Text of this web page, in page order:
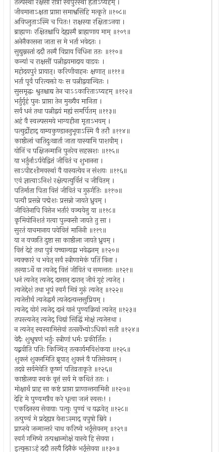
जीवमानाऽक्षता प्राप्ता समाश्वसिहि मत्कृते ॥१०८॥
अविप्लुताऽस्मि च पितः! राक्षस्या रक्षिताऽनया ।
ब्राह्मणः रक्षितश्चापि देह्यस्मै ब्राह्मणाय माम् ॥१०९॥
अनेनैकासना जाता स मे भर्ता भवेदतः ।
सुद्युम्नस्तां ददौ तस्मै विप्राय विधिना ततः ॥११०॥
कन्यां च राक्षसीं पत्नीद्वयमादाय वाडवः ।
महोदयपुरं प्रायात्। करिणीवाहनः क्षणात् ॥१११॥
भर्ता पूर्वं परित्यक्तो यः स पत्नीद्वयान्वितः ।
सुसमृद्धः श्रुतश्चाद्य तेन चाऽऽकारिताऽप्यहम् ॥११२॥
भर्तुर्गृहं पुनः प्राप्ता तेन मुख्यैव मानिता ।
सर्वं धनं तथा पत्नीद्वयं मह्यं समर्पितम् ॥११३॥
अहं वै स्वल्पसमये भाग्यहीना मृताऽभवम् ।
पत्युर्द्रोहाद् याम्यकुण्डाननुभूयाऽस्मि वै तरौ ॥११४॥
काष्ठीलां चातिदुःखार्ता जाता यास्यामि पाशवीम् ।
योनिं च पक्षिजन्मानि पुनरेव सहस्रशः ॥११५॥
या भर्तुर्नाऽर्पयेद्वित्तं जीवितं च शुभानना ।
साऽपीदृशीमवस्थां वै यास्यत्येव न संशयः ॥११६॥
एवं ज्ञात्वाऽनिशं रक्षेत्पत्युर्वित्तं च जीवितम् ।
पतिर्माता पिता वित्तं जीवितं च गुरुर्गतिः ॥११७॥
पत्यौ प्रसन्ने पद्मेशः प्रसन्नो जायते ध्रुवम् ।
जीवितेनापि वित्तेन भर्तारं वञ्चयेत्तु या ॥११८॥
कृमियोनिशतं गत्वा पुल्कसी जायते तु सा ।
सुरतं याचमानाय पयेवित्तं मानिनी ॥११९॥
या न यच्छति दुष्टा सा काष्ठीला जायते ध्रुवम् ।
वित्तं देहं तथा पुत्रं यच्चान्यद्वा भवेद्धनम् ॥१२०॥
न्यक्कारं च भवेत् सर्वं स्त्रीणामेकं पतिं विना ।
तस्याऽर्थे वा त्यजेद् वित्तं जीवितं च समन्ततः ॥१२१॥
धनं त्यजेत् त्यजेद् दासान् दारान् जीवं गृहं त्यजेत् ।
त्यजेद्देशं तथा भूपं स्वर्गं मित्रं गुरुं त्यजेत् ॥१२२॥
त्यजेत्तीर्थं त्यजेद्धर्मं त्यजेदत्यन्तसुप्रियम् ।
त्यजेद् योगं त्यजेद् दानं यानं पुण्यक्रियां त्यजेत् ॥१२३॥
तपस्त्यजेत् त्यजेद् विद्यां सिद्धिं मोक्षं त्यजेत्तथा ।
न त्यजेत् स्वस्वामिसेवां तत्सर्वेभ्योऽधिकां सती ॥१२४॥
वेदैः शुश्रूषणं भर्तुः स्त्रीणां धर्मः प्रकीर्तितः ।
यद्ब्रवीति पतिः किञ्चित् तत्कार्यमविशंकया ॥१२५॥
शुक्लं शुक्लमिति ब्रूयात् शुक्लं वै पतिसेवनम् ।
तदग्रे सर्वमेवेति कृष्णं पतिव्रताकृते ॥१२६॥
काष्ठीलया स्वकं वृत्तं सर्व मे कथितं ततः ।
मोक्षार्थं प्राह सा कष्टं प्राप्ता प्राणान्तगामिनी ॥१२७॥
देहि मे पुण्यमत्रैव करे धृत्वा जलं स्वसः! ।
एकदिनस्य सेवायाः पत्युः पुण्यं च यद्भवेत् ॥१२८॥
तत्पुण्यं मे प्रदेह्यत्र येनाऽस्माद् वपुषो म्रिये ।
प्राप्स्ये जन्मान्तरं चाथ करिष्ये भर्तृसेवनम् ॥१२९॥
स्वर्ग गमिष्ये तत्पश्चान्मोक्षं यास्ये हि सेवया ।
इत्युक्ताऽहं ददौ तस्यै दिनैकं भर्तृसेवया ॥१३०॥